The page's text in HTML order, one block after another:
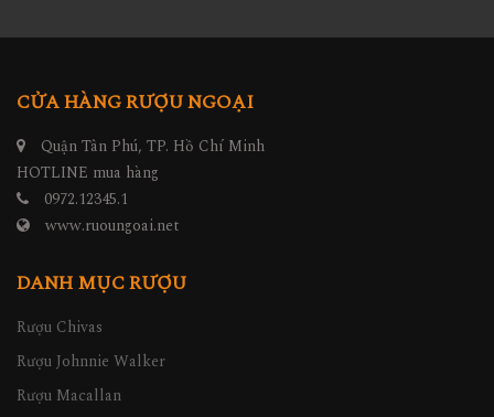
CỬA HÀNG RƯỢU NGOẠI
Quận Tân Phú, TP. Hồ Chí Minh
HOTLINE mua hàng
0972.12345.1
www.ruoungoai.net
DANH MỤC RƯỢU
Rượu Chivas
Rượu Johnnie Walker
Rượu Macallan